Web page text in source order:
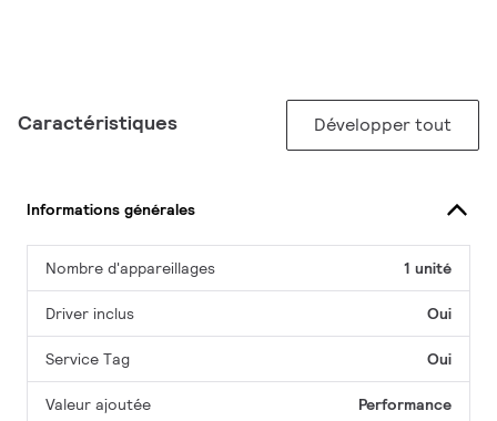
Caractéristiques Développer tout
Informations générales
Nombre d'appareillages 1 unité
Driver inclus Oui
Service Tag Oui
Valeur ajoutée Performance